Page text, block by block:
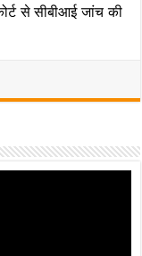
से सीबीआई जांच की